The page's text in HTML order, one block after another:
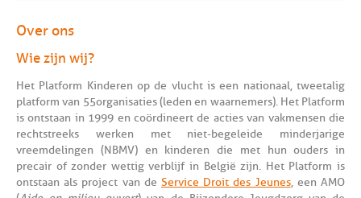
Over ons
Wie zijn wij?
Het Platform Kinderen op de vlucht is een nationaal, tweetalig
platform van 55 organisaties (leden en waarnemers). Het Platform
is ontstaan in 1999 en coördineert de acties van vakmensen die
rechtstreeks werken met niet-begeleide minderjarige
vreemdelingen (NBMV) en kinderen die met hun ouders in
precair of zonder wettig verblijf in België zijn. Het Platform is
ontstaan als project van de Service Droit des Jeunes, een AMO